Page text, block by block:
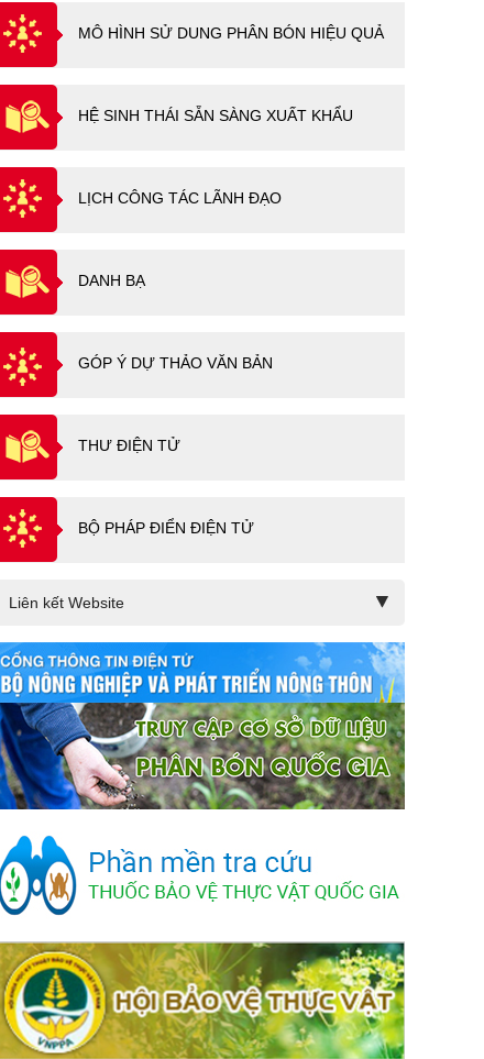
MÔ HÌNH SỬ DUNG PHÂN BÓN HIỆU QUẢ
HỆ SINH THÁI SẴN SÀNG XUẤT KHẨU
LỊCH CÔNG TÁC LÃNH ĐẠO
DANH BẠ
GÓP Ý DỰ THẢO VĂN BẢN
THƯ ĐIỆN TỬ
BỘ PHÁP ĐIỂN ĐIỆN TỬ